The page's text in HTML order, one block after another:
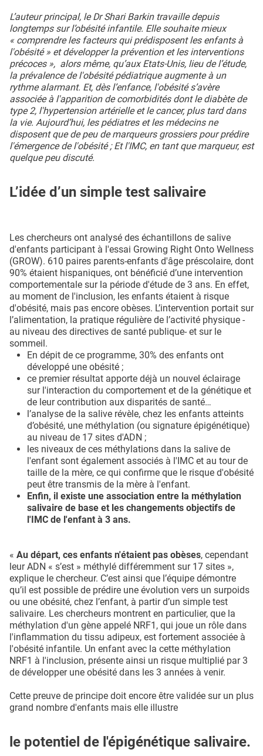
L’auteur principal, le Dr Shari Barkin travaille depuis
longtemps sur l’obésité infantile. Elle souhaite mieux
« comprendre les facteurs qui prédisposent les enfants à
l'obésité » et développer la prévention et les interventions
précoces », alors même, qu’aux Etats-Unis, lieu de l’étude,
la prévalence de l'obésité pédiatrique augmente à un
rythme alarmant. Et, dès l’enfance, l'obésité s’avère
associée à l'apparition de comorbidités dont le diabète de
type 2, l'hypertension artérielle et le cancer, plus tard dans
la vie. Aujourd’hui, les pédiatres et les médecins ne
disposent que de peu de marqueurs grossiers pour prédire
l'émergence de l'obésité ; Et l'IMC, en tant que marqueur, est
quelque peu discuté.
L’idée d’un simple test salivaire
Les chercheurs ont analysé des échantillons de salive
d'enfants participant à l'essai Growing Right Onto Wellness
(GROW). 610 paires parents-enfants d'âge préscolaire, dont
90% étaient hispaniques, ont bénéficié d’une intervention
comportementale sur la période d'étude de 3 ans. En effet,
au moment de l'inclusion, les enfants étaient à risque
d'obésité, mais pas encore obèses. L’intervention portait sur
l’alimentation, la pratique régulière de l’activité physique -
au niveau des directives de santé publique- et sur le
sommeil.
En dépit de ce programme, 30% des enfants ont
développé une obésité ;
ce premier résultat apporte déjà un nouvel éclairage
sur l'interaction du comportement et de la génétique et
de leur contribution aux disparités de santé…
l’analyse de la salive révèle, chez les enfants atteints
d’obésité, une méthylation (ou signature épigénétique)
au niveau de 17 sites d'ADN ;
les niveaux de ces méthylations dans la salive de
l'enfant sont également associés à l'IMC et au tour de
taille de la mère, ce qui confirme que le risque d'obésité
peut être transmis de la mère à l'enfant.
Enfin, il existe une association entre la méthylation
salivaire de base et les changements objectifs de
l'IMC de l'enfant à 3 ans.
« Au départ, ces enfants n'étaient pas obèses, cependant
leur ADN « s’est » méthylé différemment sur 17 sites »,
explique le chercheur. C’est ainsi que l’équipe démontre
qu’il est possible de prédire une évolution vers un surpoids
ou une obésité, chez l’enfant, à partir d’un simple test
salivaire. Les chercheurs montrent en particulier, que la
méthylation d'un gène appelé NRF1, qui joue un rôle dans
l'inflammation du tissu adipeux, est fortement associée à
l'obésité infantile. Un enfant avec la cette méthylation
NRF1 à l'inclusion, présente ainsi un risque multiplié par 3
de développer une obésité dans les 3 années à venir.
Cette preuve de principe doit encore être validée sur un plus
grand nombre d'enfants mais elle illustre
le potentiel de l'épigénétique salivaire.